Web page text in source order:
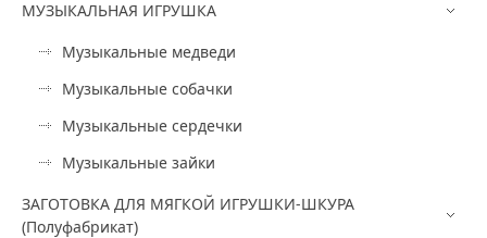
МУЗЫКАЛЬНАЯ ИГРУШКА
Музыкальные медведи
Музыкальные собачки
Музыкальные сердечки
Музыкальные зайки
ЗАГОТОВКА ДЛЯ МЯГКОЙ ИГРУШКИ-ШКУРА
(Полуфабрикат)